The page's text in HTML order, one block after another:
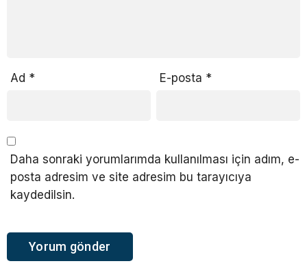
Ad * E-posta *
Daha sonraki yorumlarımda kullanılması için adım, e-
posta adresim ve site adresim bu tarayıcıya
kaydedilsin.